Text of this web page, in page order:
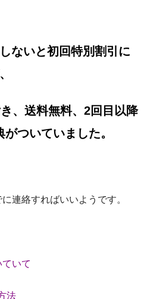
ないと初回特別割引に
、送料無料、2回目以降
ついていました。
連絡すればいいようです。
いて
法